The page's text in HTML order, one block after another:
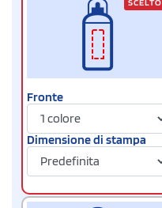
Fronte
Dimensione di stampa